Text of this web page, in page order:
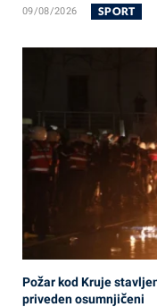
09/08/2026 SPORT
Požar kod Kruje
priveden osumnjičeni